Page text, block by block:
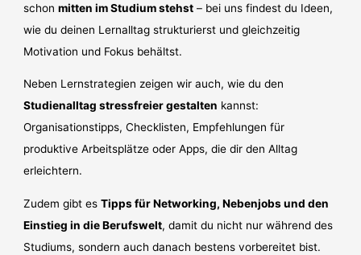
schonmitten im Studium stehst – bei uns findest du Ideen,
wie du deinen Lernalltag strukturierst und gleichzeitig
Motivation und Fokus behältst.
Neben Lernstrategien zeigen wir auch, wie du den
Studienalltag stressfreier gestalten kannst:
Organisationstipps, Checklisten, Empfehlungen für
produktive Arbeitsplätze oder Apps, die dir den Alltag
erleichtern.
Zudem gibt esTipps für Networking, Nebenjobs und den
Einstieg in die Berufswelt, damit du nicht nur während des
Studiums, sondern auch danach bestens vorbereitet bist.